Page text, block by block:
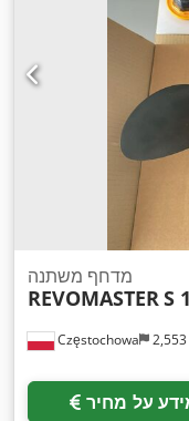
Częstochowa
מדחף משתנה
REVOMASTERS
על מחיר